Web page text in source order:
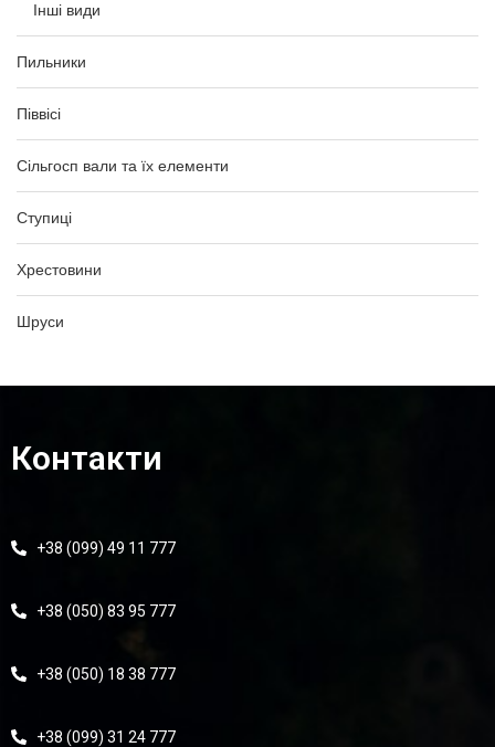
Інші види
Пильники
Піввісі
Сільгосп вали та їх елементи
Ступиці
Хрестовини
Шруси
Контакти
+38 (099) 49 11 777
+38 (050) 83 95 777
+38 (050) 18 38 777
+38 (099) 31 24 777